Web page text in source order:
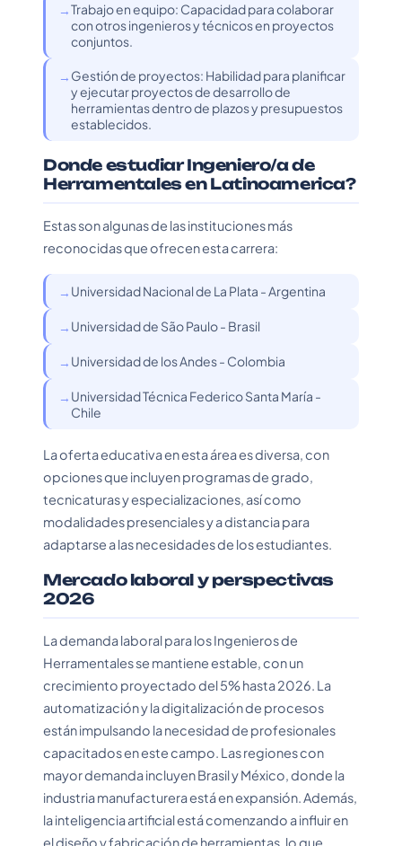
Trabajo en equipo: Capacidad para colaborar
con otros ingenieros y técnicos en proyectos
conjuntos.
Gestión de proyectos: Habilidad para planificar
y ejecutar proyectos de desarrollo de
herramientas dentro de plazos y presupuestos
establecidos.
Donde estudiar Ingeniero/a de
Herramentales en Latinoamerica?
Estas son algunas de las instituciones más
reconocidas que ofrecen esta carrera:
Universidad Nacional de La Plata - Argentina
Universidad de São Paulo - Brasil
Universidad de los Andes - Colombia
Universidad Técnica Federico Santa María -
Chile
La oferta educativa en esta área es diversa, con
opciones que incluyen programas de grado,
tecnicaturas y especializaciones, así como
modalidades presenciales y a distancia para
adaptarse a las necesidades de los estudiantes.
Mercado laboral y perspectivas
2026
La demanda laboral para los Ingenieros de
Herramentales se mantiene estable, con un
crecimiento proyectado del 5% hasta 2026. La
automatización y la digitalización de procesos
están impulsando la necesidad de profesionales
capacitados en este campo. Las regiones con
mayor demanda incluyen Brasil y México, donde la
industria manufacturera está en expansión. Además,
la inteligencia artificial está comenzando a influir en
el diseño y fabricación de herramientas, lo que